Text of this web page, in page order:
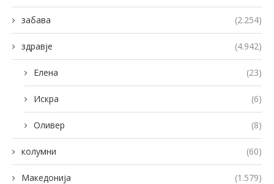
забава (2.254)
здравје (4.942)
Елена (23)
Искра (6)
Оливер (8)
колумни (60)
Македонија (1.579)